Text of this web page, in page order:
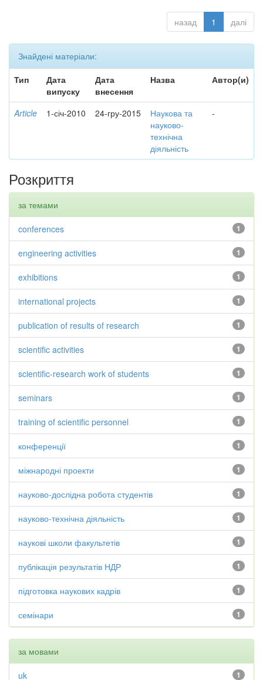
назад 1 далі
Знайдені матеріали:
Тип
Дата
випуску
Дата
внесення
Назва Автор(и)
Article 1-січ-2010 24-гру-2015
Наукова та
науково-
технічна
діяльність
-
Розкриття
за темами
1
conferences
1
engineering activities
1
exhibitions
1
international projects
1
publication of results of research
1
scientific activities
1
scientific-research work of students
1
seminars
1
training of scientific personnel
1
конференції
1
міжнародні проекти
1
науково-дослідна робота студентів
1
науково-технічна діяльність
1
наукові школи факультетів
1
публікація результатів НДР
1
підготовка наукових кадрів
1
семінари
за мовами
1
uk